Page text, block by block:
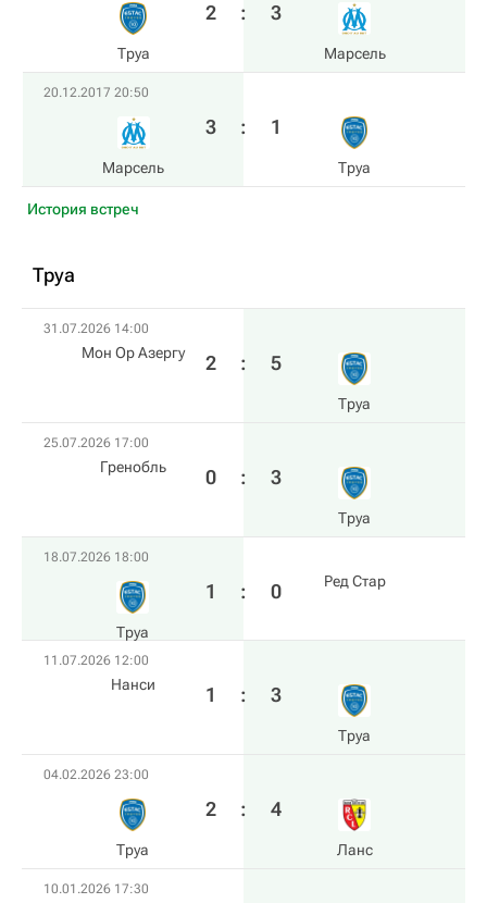
Труа
2 : 3
Марсель
20.12.2017 20:50
Марсель
3 : 1
Труа
История встреч
Труа
31.07.2026 14:00
Мон Ор Азергу 2 : 5
Труа
25.07.2026 17:00
Гренобль 0 : 3
Труа
18.07.2026 18:00
Труа
1 : 0 Ред Стар
11.07.2026 12:00
Нанси 1 : 3
Труа
04.02.2026 23:00
Труа
2 : 4
Ланс
10.01.2026 17:30